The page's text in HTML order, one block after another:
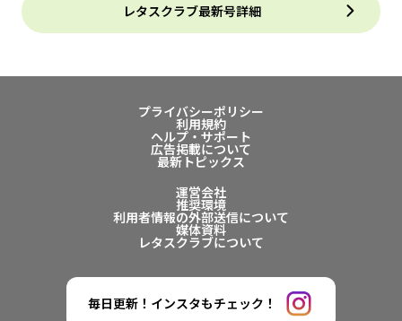
レタスクラブ最新号詳細
プライバシーポリシー
利用規約
ヘルプ・サポート
広告掲載について
最新トピックス
運営会社
推奨環境
利用者情報の外部送信について
媒体資料
レタスクラブについて
毎日更新！インスタもチェック！